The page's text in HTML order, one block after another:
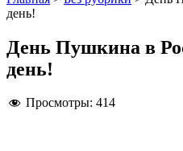
день!
День Пушкина в
день!
Просмотры: 414